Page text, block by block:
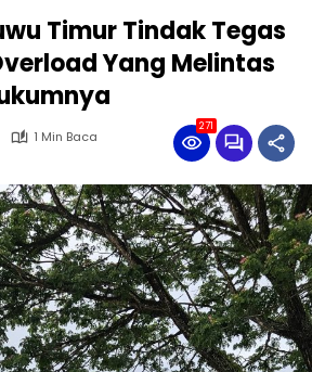
Timur Tindak Tegas
Yang Melintas
1 Min Baca
271